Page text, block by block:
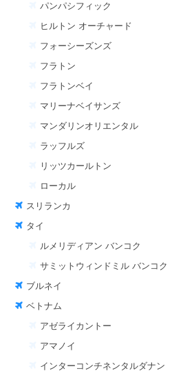
パンパシフィック
ヒルトン オーチャード
フォーシーズンズ
フラトン
フラトンベイ
マリーナベイサンズ
マンダリンオリエンタル
ラッフルズ
リッツカールトン
ローカル
スリランカ
タイ
ルメリディアン バンコク
サミットウィンドミル バンコク
ブルネイ
ベトナム
アゼライカントー
アマノイ
インターコンチネンタルダナン